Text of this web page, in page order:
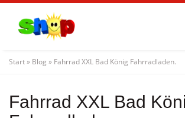
content
Start» Blog » Fahrrad XXL Bad König Fahrradladen.
Fahrrad XXL Bad